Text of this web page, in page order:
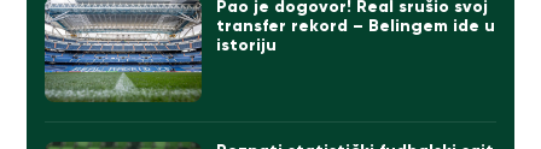
Pao je dogovor! Real srušio svoj
transfer rekord – Belingem ide u
istoriju